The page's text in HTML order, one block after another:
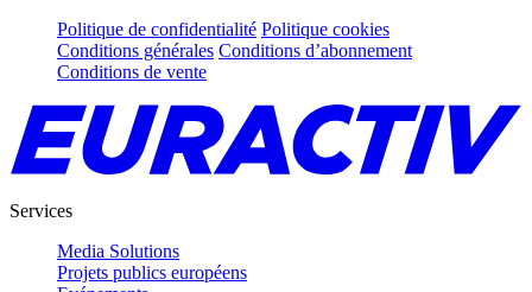
Politique de confidentialité Politique cookies
Conditions générales Conditions d’abonnement
Conditions de vente
Services
Media Solutions
Projets publics européens